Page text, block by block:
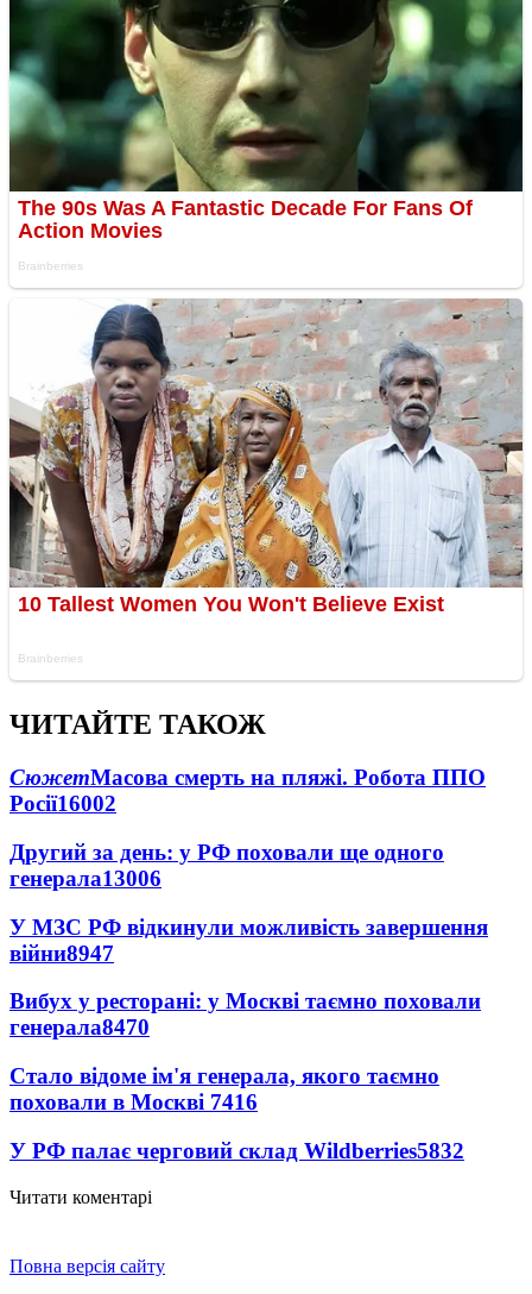
ЧИТАЙТЕ ТАКОЖ
СюжетМасова смерть на пляжі. Робота ППО
Росії16002
Другий за день: у РФ поховали ще одного
генерала13006
У МЗС РФ відкинули можливість завершення
війни8947
Вибух у ресторані: у Москві таємно поховали
генерала8470
Стало відоме ім'я генерала, якого таємно
поховали в Москві 7416
У РФ палає черговий склад Wildberries5832
Читати коментарі
Повна версія сайту